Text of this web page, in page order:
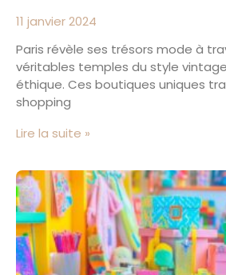
11 janvier 2024
Paris révèle ses trésors mode à
véritables temples du style
éthique. Ces boutiques uniques
shopping
Lire la suite »